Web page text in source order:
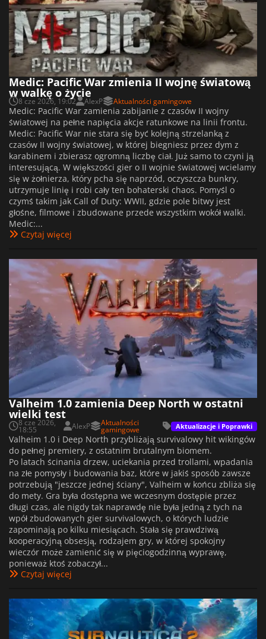
Medic: Pacific War zmienia II wojnę światową
w walkę o życie
8 cze 2026, 19:02 AlexP Aktualności gamingowe
Medic: Pacific War zamienia zabijanie z czasów II wojny
światowej na pełne napięcia akcje ratunkowe na linii frontu.
Medic: Pacific War nie stara się być kolejną strzelanką z
czasów II wojny światowej, w której biegniesz przez dym z
karabinem i zbierasz ogromną liczbę ciał. Już samo to czyni ją
interesującą. W większości gier o II wojnie światowej wcielamy
się w żołnierza, który pcha się naprzód, oczyszcza bunkry,
utrzymuje linię i robi cały ten bohaterski chaos. Pomyśl o
czymś takim jak Call of Duty: WWII, gdzie pole bitwy jest
głośne, filmowe i zbudowane przede wszystkim wokół walki.
Medic:...
Czytaj więcej
Valheim 1.0 zamienia Deep North w ostatni
wielki test
8 cze 2026,
18:55 AlexP Aktualności
gamingowe Aktualizacje i Poprawki
Valheim 1.0 i Deep North przybliżają survivalowy hit wikingów
do pełnej premiery, z ostatnim brutalnym biomem.
Po latach ścinania drzew, uciekania przed trollami, wpadania
na złe pomysły i budowania baz, które w jakiś sposób zawsze
potrzebują "jeszcze jednej ściany", Valheim w końcu zbliża się
do mety. Gra była dostępna we wczesnym dostępie przez
długi czas, ale nigdy tak naprawdę nie była jedną z tych na
wpół zbudowanych gier survivalowych, o których ludzie
zapominają po kilku miesiącach. Stała się prawdziwą
kooperacyjną obsesją, rodzajem gry, w której spokojny
wieczór może zamienić się w pięciogodzinną wyprawę,
ponieważ ktoś zobaczył...
Czytaj więcej